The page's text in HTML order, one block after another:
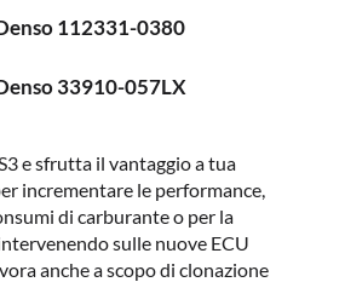
112331-0380
33910-057LX
e sfrutta il vantaggio a tua
incrementare le performance,
di carburante o per la
sulle nuove ECU
anche a scopo di clonazione